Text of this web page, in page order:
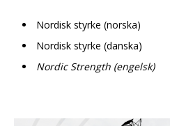
Nordisk styrke (norska)
Nordisk styrke (danska)
Nordic Strength (engelsk)